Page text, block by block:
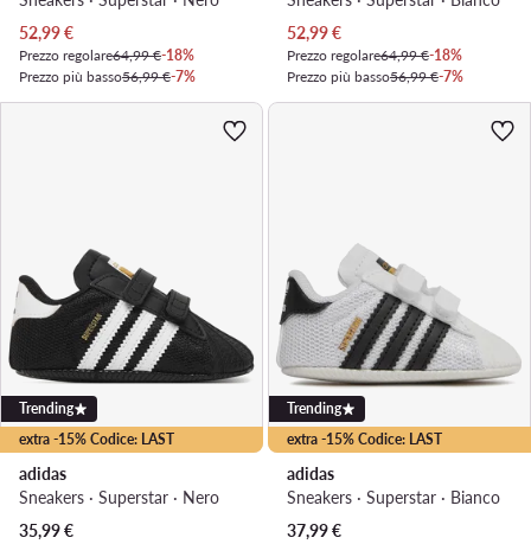
Prezzo attuale
52,99€
Prezzo regolare64,99 €-18%
Prezzo più basso56,99 €-7%
Prezzo attuale
52,99€
Prezzo regolare64,99 €-18%
Prezzo più basso56,99 €-7%
extra -15% Codice: LAST
Trending
adidas
Sneakers · Superstar · Nero
Prezzo attuale
35,99€
extra -15% Codice: LAST
Trending
adidas
Sneakers · Superstar · Bianco
37,99€